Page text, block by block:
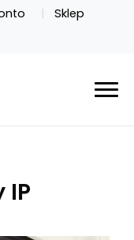
Sklep
IP